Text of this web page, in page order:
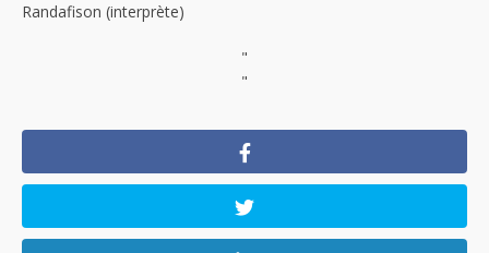
Randafison (interprète)
"
"